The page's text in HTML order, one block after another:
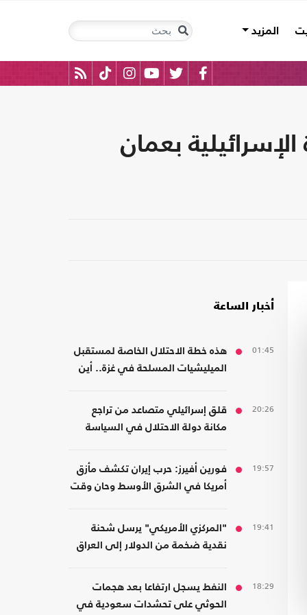
المزيد
بعمان
أخبار الساعة
01:45
هذه خطة الاحتلال الخاصة لمستقبل
الميليشيات المسلحة في غزة.. أين
20:26
قلق إسرائيلي متصاعد من تراجع
مكانة دولة الاحتلال في السياسة
19:57
فورين أفيرز: حرب إيران تكشف مأزق
أمريكا في الشرق الأوسط وحان وقت
19:41
"المركزي الأمريكي" يرسل شحنة
نقدية ضخمة من الدولار إلى العراق
18:29
النفط يسجل ارتفاعا بعد هجمات
الحوثي على تحشدات سعودية في